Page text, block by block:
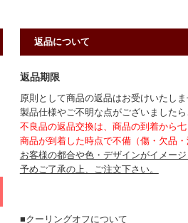
返品について
返品期限
原則として商品の返品はお受けいたしま
製品仕様やご不明な点がございました
不良品の返品交換は、商品の到着から七
商品が到着した時点で不備（傷・欠品
お客様の都合や色・デザインがイメー
予めご了承の上、ご注文下さい。
■クーリングオフについて